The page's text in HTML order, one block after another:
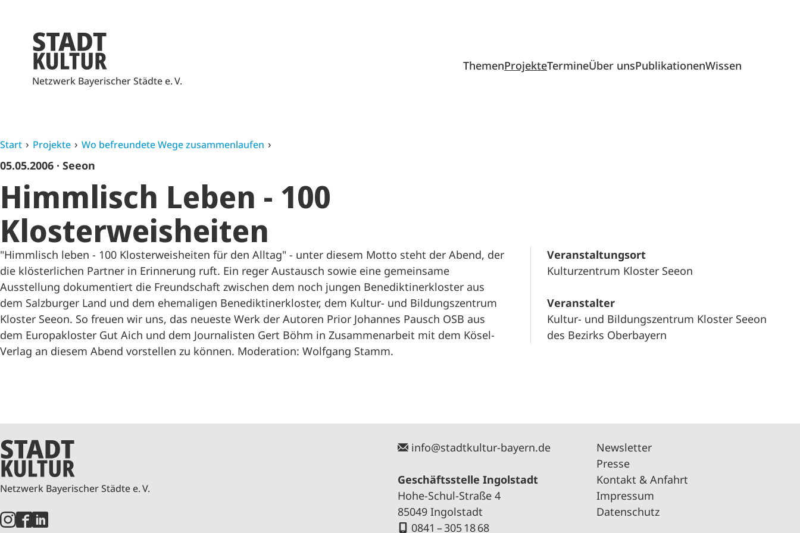
Netzwerk Bayerischer Städte e. V.
ThemenProjekteTermineÜber unsPublikationenWissen
Start Projekte Wo befreundete Wege zusammenlaufen
05.05.2006 · Seeon
Himmlisch Leben - 100
Klosterweisheiten
"Himmlisch leben - 100 Klosterweisheiten für den Alltag" - unter diesem Motto steht der Abend, der
die klösterlichen Partner in Erinnerung ruft. Ein reger Austausch sowie eine gemeinsame
Ausstellung dokumentiert die Freundschaft zwischen dem noch jungen Benediktinerkloster aus
dem Salzburger Land und dem ehemaligen Benediktinerkloster, dem Kultur- und Bildungszentrum
Kloster Seeon. So freuen wir uns, das neueste Werk der Autoren Prior Johannes Pausch OSB aus
dem Europakloster Gut Aich und dem Journalisten Gert Böhm in Zusammenarbeit mit dem Kösel-
Verlag an diesem Abend vorstellen zu können. Moderation: Wolfgang Stamm.
Veranstaltungsort
Kulturzentrum Kloster Seeon
Veranstalter
Kultur- und Bildungszentrum Kloster Seeon
des Bezirks Oberbayern
Netzwerk Bayerischer Städte e. V.
info@stadtkultur-bayern.de
Geschäftsstelle Ingolstadt
Hohe-Schul-Straße 4
85049 Ingolstadt
0841 – 305 18 68
Newsletter
Presse
Kontakt & Anfahrt
Impressum
Datenschutz